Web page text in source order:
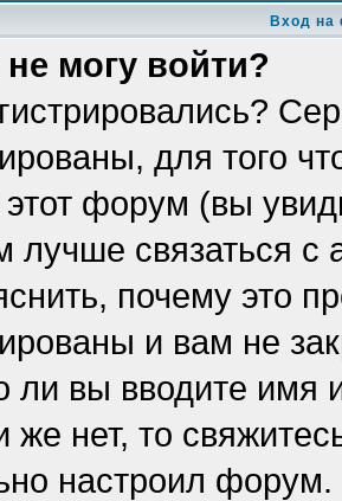
Вход на
могу войти?
для того
этот форум (вы
лучше связаться
почему это
и вам не
ли вы вводите
же нет, то
настроил форум.